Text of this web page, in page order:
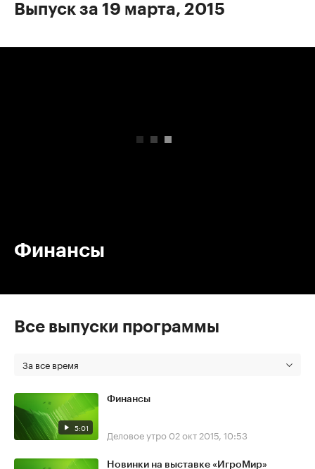
Выпуск за 19 марта, 2015
Финансы
Все выпуски программы
За все время
5:01
Финансы
Деловое утро 02 окт 2015, 10:53
Новинки на выставке «ИгроМир»